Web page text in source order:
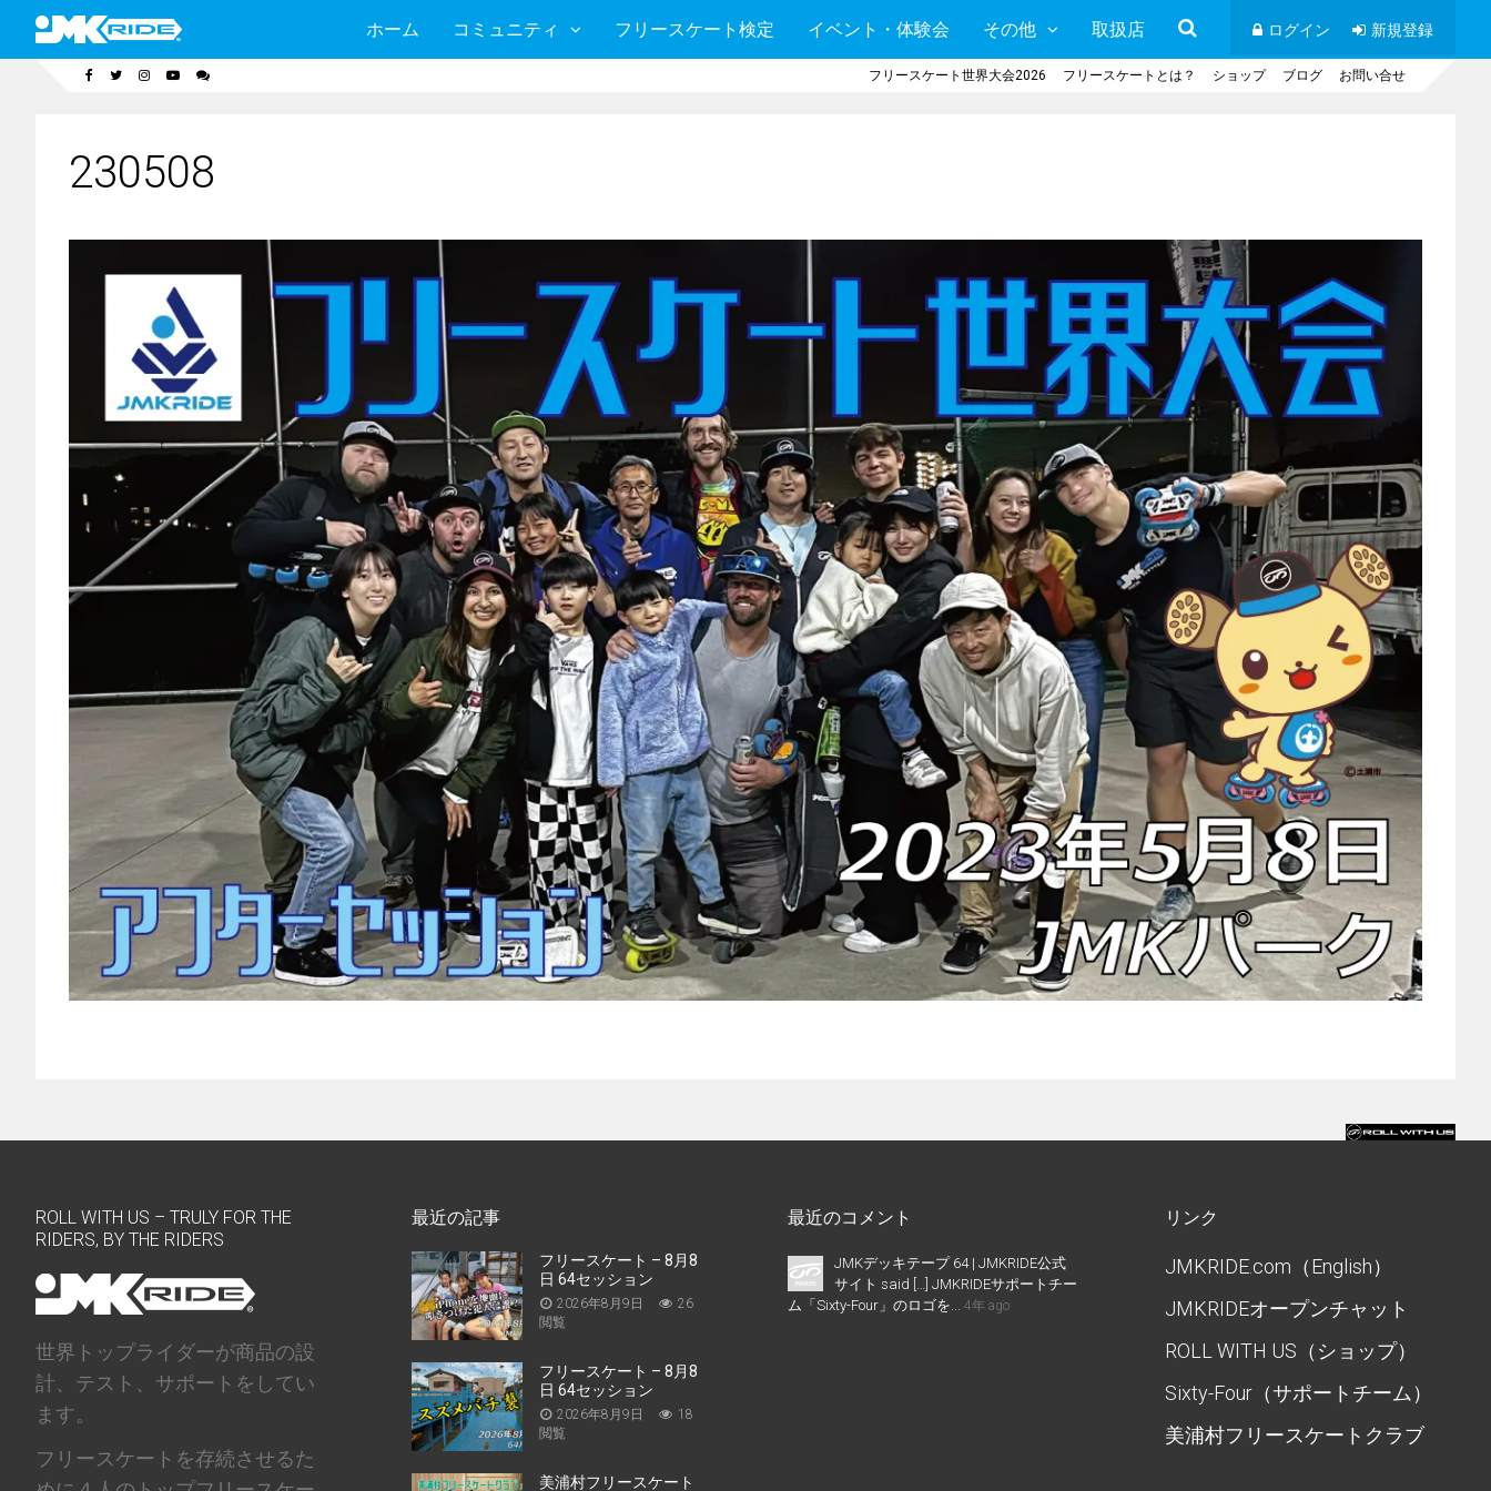
ホーム コミュニティ フリースケート検定 イベント・体験会 その他 取扱店 ログイン 新規登録
フリースケート世界大会2026 フリースケートとは？ ショップ ブログ お問い合せ
230508
ROLL WITH US – TRULY FOR THE
RIDERS, BY THE RIDERS
世界トップライダーが商品の設
計、テスト、サポートをしてい
ます。
フリースケートを存続させるた
最近の記事
フリースケート – 8月8
日 64セッション
2026年8月9日
26
閲覧
フリースケート – 8月8
日 64セッション
2026年8月9日
18
閲覧
美浦村フリースケート
最近のコメント
JMKデッキテープ 64 | JMKRIDE公式
サイト said […] JMKRIDEサポートチー
ム「Sixty-Four」のロゴを... 4年 ago
リンク
JMKRIDE.com（English）
JMKRIDEオープンチャット
ROLL WITH US（ショップ）
Sixty-Four（サポートチーム）
美浦村フリースケートクラブ